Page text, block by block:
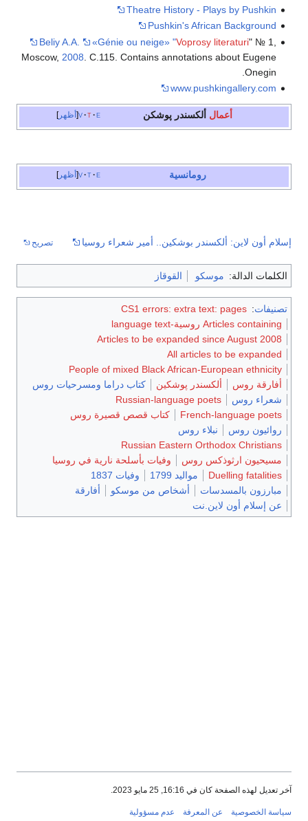
Theatre History - Plays by Pushkin
Pushkin's African Background
Beliy A.A.
«Génie ou neige» "Voprosy literaturi" № 1,
Moscow, 2008 . С.115. Contains annotations about Eugene
Onegin.
www.pushkingallery.com
أظهر v t e أعمال ألكسندر پوشكن
أظهر v t e رومانسية
إسلام أون لاين: ألكسندر بوشكين.. أمير شعراء روسيا تصريح
الكلمات الدالة: موسكو القوقاز
تصنيفات:
CS1 errors: extra text: pages
Articles containing روسية-language text
Articles to be expanded since August 2008
All articles to be expanded
People of mixed Black African-European ethnicity
أفارقة روس
ألكسندر پوشكين
كتاب دراما ومسرحيات روس
شعراء روس
Russian-language poets
French-language poets
كتاب قصص قصيرة روس
روائيون روس
نبلاء روس
Russian Eastern Orthodox Christians
مسيحيون ارثوذكس روس
وفيات بأسلحة نارية في روسيا
Duelling fatalities
مواليد 1799
وفيات 1837
مبارزون بالمسدسات
أشخاص من موسكو
أفارقة
عن إسلام أون لاين.نت
آخر تعديل لهذه الصفحة كان في 16:16, 25 مايو 2023.
سياسة الخصوصية عن المعرفة عدم مسؤولية